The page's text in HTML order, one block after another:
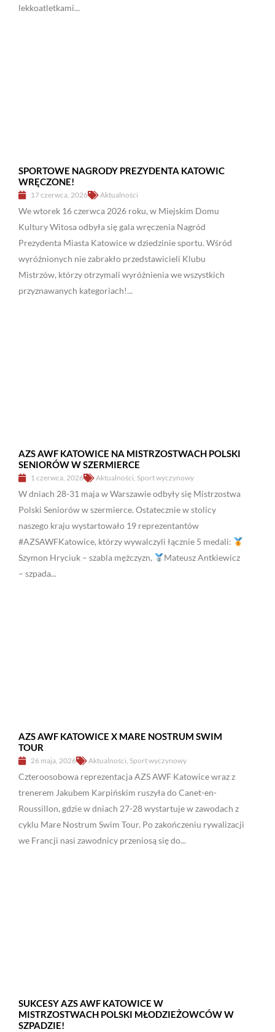
lekkoatletkami...
SPORTOWE NAGRODY PREZYDENTA KATOWIC
WRĘCZONE!
17 czerwca, 2026 Aktualności
We wtorek 16 czerwca 2026 roku, w Miejskim Domu
Kultury Witosa odbyła się gala wręczenia Nagród
Prezydenta Miasta Katowice w dziedzinie sportu. Wśród
wyróżnionych nie zabrakło przedstawicieli Klubu
Mistrzów, którzy otrzymali wyróżnienia we wszystkich
przyznawanych kategoriach!...
AZS AWF KATOWICE NA MISTRZOSTWACH POLSKI
SENIORÓW W SZERMIERCE
1 czerwca, 2026 Aktualności, Sport wyczynowy
W dniach 28-31 maja w Warszawie odbyły się Mistrzostwa
Polski Seniorów w szermierce. Ostatecznie w stolicy
naszego kraju wystartowało 19 reprezentantów
#AZSAWFKatowice, którzy wywalczyli łącznie 5 medali:
Szymon Hryciuk – szabla mężczyzn,
Mateusz Antkiewicz
– szpada...
AZS AWF KATOWICE X MARE NOSTRUM SWIM
TOUR
26 maja, 2026 Aktualności, Sport wyczynowy
Czteroosobowa reprezentacja AZS AWF Katowice wraz z
trenerem Jakubem Karpińskim ruszyła do Canet-en-
Roussillon, gdzie w dniach 27-28 wystartuje w zawodach z
cyklu Mare Nostrum Swim Tour. Po zakończeniu rywalizacji
we Francji nasi zawodnicy przeniosą się do...
SUKCESY AZS AWF KATOWICE W
MISTRZOSTWACH POLSKI MŁODZIEŻOWCÓW W
SZPADZIE!